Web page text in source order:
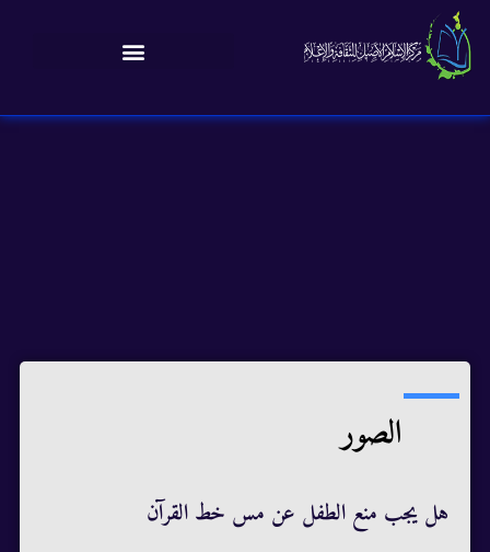
الصور
هل يجب منع الطفل عن مس خط القرآن